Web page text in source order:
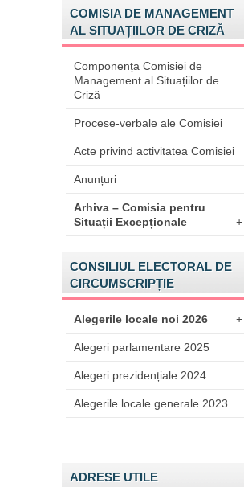
COMISIA DE MANAGEMENT
AL SITUAȚIILOR DE CRIZĂ
Componența Comisiei de
Management al Situațiilor de
Criză
Procese-verbale ale Comisiei
Acte privind activitatea Comisiei
Anunțuri
Arhiva – Comisia pentru
Situații Excepționale
+
CONSILIUL ELECTORAL DE
CIRCUMSCRIPȚIE
Alegerile locale noi 2026 +
Alegeri parlamentare 2025
Alegeri prezidențiale 2024
Alegerile locale generale 2023
ADRESE UTILE